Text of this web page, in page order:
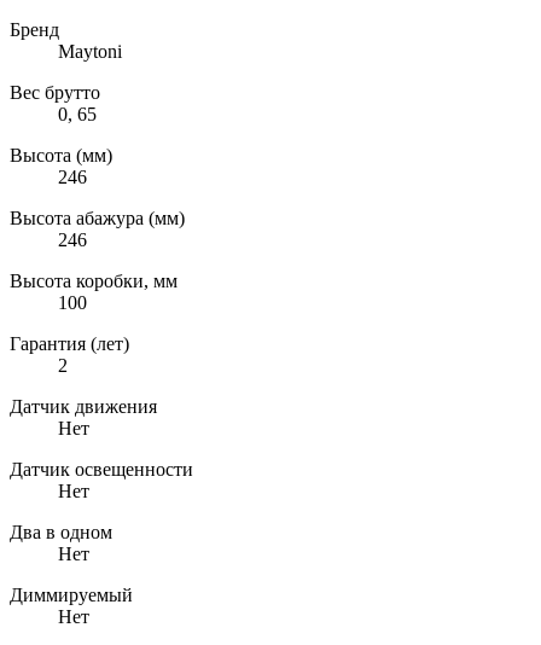
Бренд
Maytoni
Вес брутто
0, 65
Высота (мм)
246
Высота абажура (мм)
246
Высота коробки, мм
100
Гарантия (лет)
2
Датчик движения
Нет
Датчик освещенности
Нет
Два в одном
Нет
Диммируемый
Нет